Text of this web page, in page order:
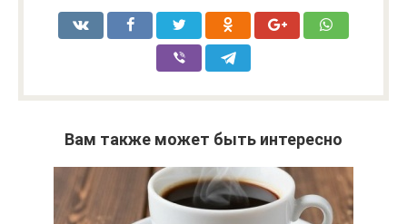
Вам также может быть интересно